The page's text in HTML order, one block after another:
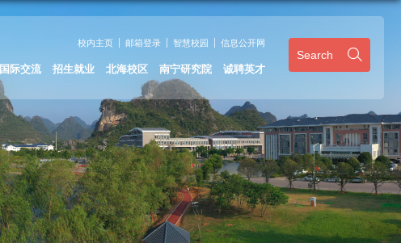
校内主页 邮箱登录 智慧校园 信息公开网
国际交流 招生就业 北海校区 南宁研究院 诚聘英才
Search